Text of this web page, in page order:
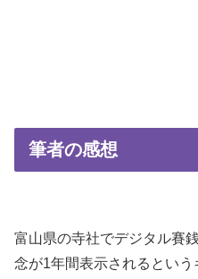
筆者の感想
富山県の寺社でデジタル賽
念が1年間表示されるとい